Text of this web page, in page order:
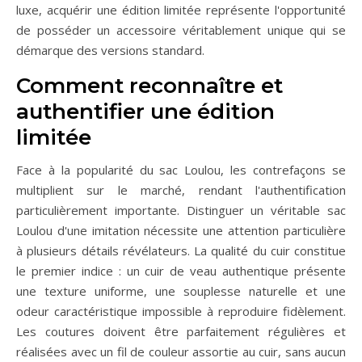
luxe, acquérir une édition limitée représente l'opportunité
de posséder un accessoire véritablement unique qui se
démarque des versions standard.
Comment reconnaître et
authentifier une édition
limitée
Face à la popularité du sac Loulou, les contrefaçons se
multiplient sur le marché, rendant l'authentification
particulièrement importante. Distinguer un véritable sac
Loulou d'une imitation nécessite une attention particulière
à plusieurs détails révélateurs. La qualité du cuir constitue
le premier indice : un cuir de veau authentique présente
une texture uniforme, une souplesse naturelle et une
odeur caractéristique impossible à reproduire fidèlement.
Les coutures doivent être parfaitement régulières et
réalisées avec un fil de couleur assortie au cuir, sans aucun